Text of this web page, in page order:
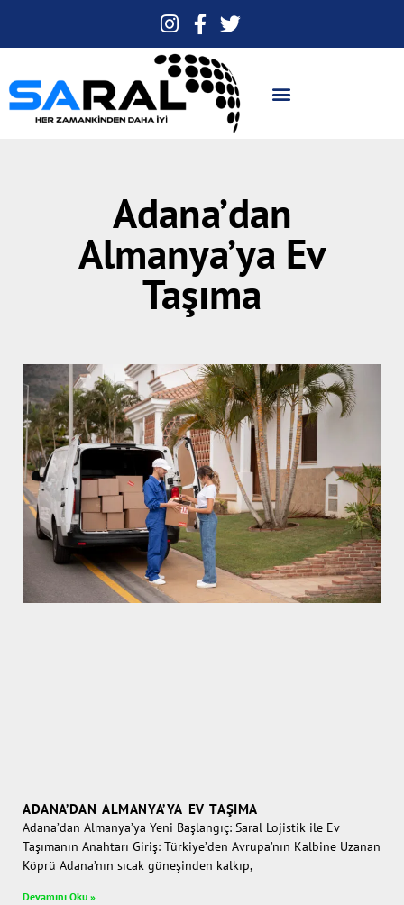
Adana’dan
Almanya’ya Ev
Taşıma
ADANA’DAN ALMANYA’YA EV TAŞIMA
Adana’dan Almanya’ya Yeni Başlangıç: Saral Lojistik ile Ev
Taşımanın Anahtarı Giriş: Türkiye’den Avrupa’nın Kalbine Uzanan
Köprü Adana’nın sıcak güneşinden kalkıp,
Devamını Oku »